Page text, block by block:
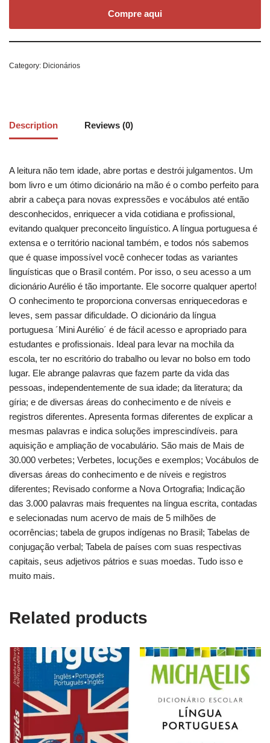
Compre aqui
Category: Dicionários
Description Reviews (0)
A leitura não tem idade, abre portas e destrói julgamentos. Um
bom livro e um ótimo dicionário na mão é o combo perfeito para
abrir a cabeça para novas expressões e vocábulos até então
desconhecidos, enriquecer a vida cotidiana e profissional,
evitando qualquer preconceito linguístico. A língua portuguesa é
extensa e o território nacional também, e todos nós sabemos
que é quase impossível você conhecer todas as variantes
linguísticas que o Brasil contém. Por isso, o seu acesso a um
dicionário Aurélio é tão importante. Ele socorre qualquer aperto!
O conhecimento te proporciona conversas enriquecedoras e
leves, sem passar dificuldade. O dicionário da língua
portuguesa ´Mini Aurélio´ é de fácil acesso e apropriado para
estudantes e profissionais. Ideal para levar na mochila da
escola, ter no escritório do trabalho ou levar no bolso em todo
lugar. Ele abrange palavras que fazem parte da vida das
pessoas, independentemente de sua idade; da literatura; da
gíria; e de diversas áreas do conhecimento e de níveis e
registros diferentes. Apresenta formas diferentes de explicar a
mesmas palavras e indica soluções imprescindíveis. para
aquisição e ampliação de vocabulário. São mais de Mais de
30.000 verbetes; Verbetes, locuções e exemplos; Vocábulos de
diversas áreas do conhecimento e de níveis e registros
diferentes; Revisado conforme a Nova Ortografia; Indicação
das 3.000 palavras mais frequentes na língua escrita, contadas
e selecionadas num acervo de mais de 5 milhões de
ocorrências; tabela de grupos indígenas no Brasil; Tabelas de
conjugação verbal; Tabela de países com suas respectivas
capitais, seus adjetivos pátrios e suas moedas. Tudo isso e
muito mais.
Related products